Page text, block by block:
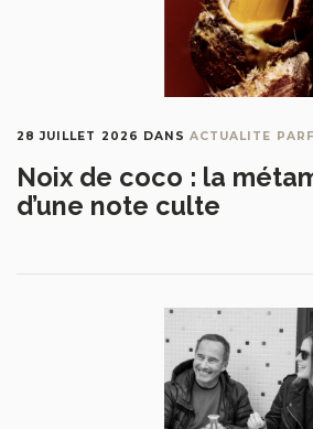
28 JUILLET 2026 DANSACTUALITE
Noix de coco : la
d’une note culte